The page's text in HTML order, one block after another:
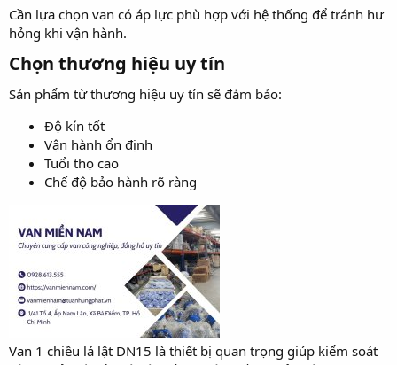
Cần lựa chọn van có áp lực phù hợp với hệ thống để tránh hư
hỏng khi vận hành.
Chọn thương hiệu uy tín​
Sản phẩm từ thương hiệu uy tín sẽ đảm bảo:
Độ kín tốt
Vận hành ổn định
Tuổi thọ cao
Chế độ bảo hành rõ ràng
Van 1 chiều lá lật DN15 là thiết bị quan trọng giúp kiểm soát